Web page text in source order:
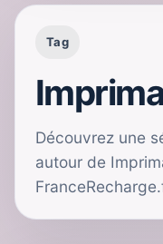
Tag
Découvrez une
autour de